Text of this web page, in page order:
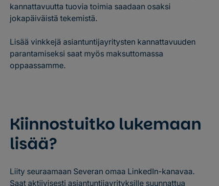
kannattavuutta tuovia toimia saadaan osaksi
jokapäiväistä tekemistä.
Lisää vinkkejä asiantuntijayritysten kannattavuuden
parantamiseksi saat myös maksuttomassa
oppaassamme.
Kiinnostuitko lukemaan
lisää?
Liity seuraamaan Severan omaa LinkedIn-kanavaa.
Saat aktiivisesti asiantuntijayrityksille suunnattua